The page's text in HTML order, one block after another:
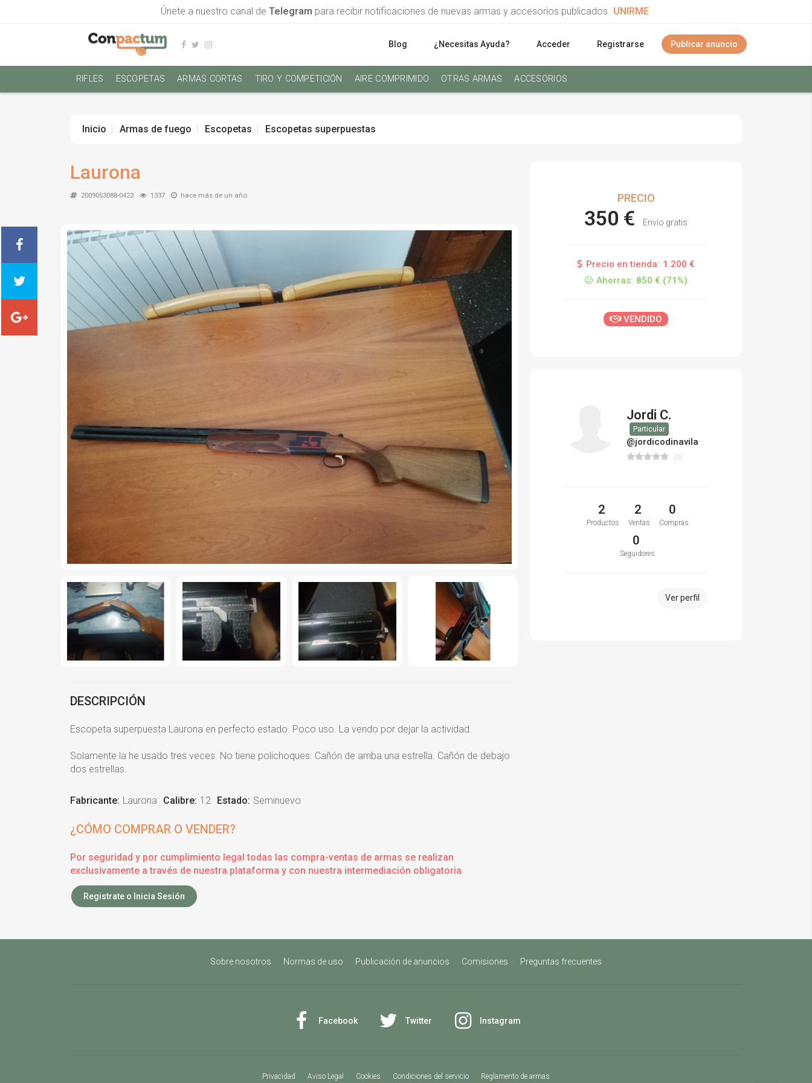
Únete a nuestro canal de Telegram para recibir notificaciones de nuevas armas y accesorios publicados UNIRME
Blog ¿Necesitas Ayuda? Acceder Registrarse Publicar anuncio
RIFLES ESCOPETAS ARMAS CORTAS TIRO Y COMPETICIÓN AIRE COMPRIMIDO OTRAS ARMAS ACCESORIOS
Inicio Armas de fuego Escopetas Escopetas superpuestas
Laurona
2009053088-0423 1337 hace más de un año
DESCRIPCIÓN
Escopeta superpuesta Laurona en perfecto estado. Poco uso. La vendo por dejar la actividad.
Solamente la he usado tres veces. No tiene polichoques. Cañón de arriba una estrella. Cañón de debajo
dos estrellas.
Fabricante: Laurona Calibre: 12 Estado: Seminuevo
¿CÓMO COMPRAR O VENDER?
Por seguridad y por cumplimiento legal todas las compra-ventas de armas se realizan
exclusivamente a través de nuestra plataforma y con nuestra intermediación obligatoria
Registrate o Inicia Sesión
PRECIO
350 € Envío gratis
Precio en tienda: 1.200 €
Ahorras: 850 € (71%)
VENDIDO
Jordi C.
Particular
@jordicodinavila
(0)
2
Productos
2
Ventas
0
Compras
0
Seguidores
Ver perfil
Sobre nosotros Normas de uso Publicación de anuncios Comisiones Preguntas frecuentes
Facebook Twitter Instagram
Privacidad Aviso Legal Cookies Condiciones del servicio Reglamento de armas